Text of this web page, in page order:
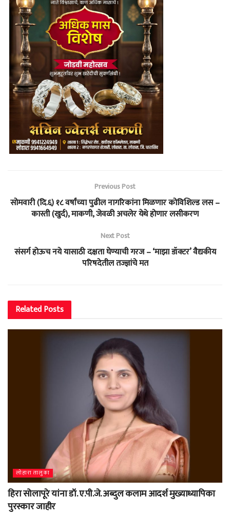
Previous Post
सोमवारी (दि.६) १८ वर्षांच्या पुढील नागरिकांना मिळणार कोविशिल्ड लस –
कास्ती (खुर्द), माकणी, जेवळी अचलेर येथे होणार लसीकरण
Next Post
संसर्ग होऊच नये यासाठी दक्षता घेण्याची गरज – ‘माझा डॉक्टर’ वैद्यकीय
परिषदेतील तज्ज्ञांचे मत
RelatedPosts
लोहारा तालुका
हिरा सोलापूरे यांना डॉ. ए.पी.जे. अब्दुल कलाम आदर्श मुख्याध्यापिका
पुरस्कार जाहीर